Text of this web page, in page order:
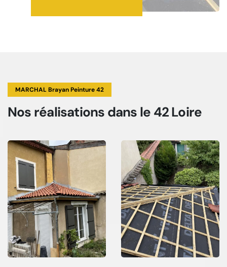
MARCHAL Brayan Peinture 42
Nos réalisations dans le 42 Loire